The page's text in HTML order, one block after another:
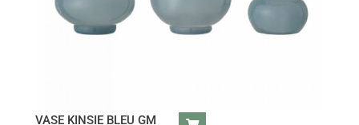
VASE KINSIE BLEU GM